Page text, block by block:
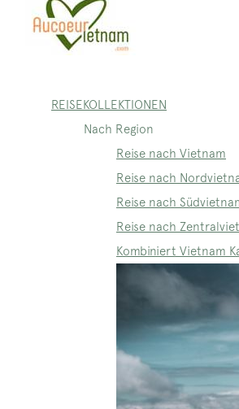
REISEKOLLEKTIONEN
Nach Region
Reise nach Vietnam
Reise nach
Reise nach
Reise nach
Kombiniert Vietnam